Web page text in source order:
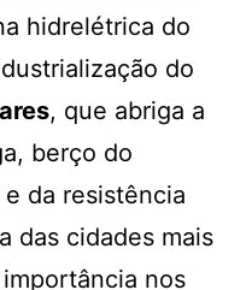
hidrelétrica do
do
, que abriga a
berço do
da resistência
das cidades mais
nos